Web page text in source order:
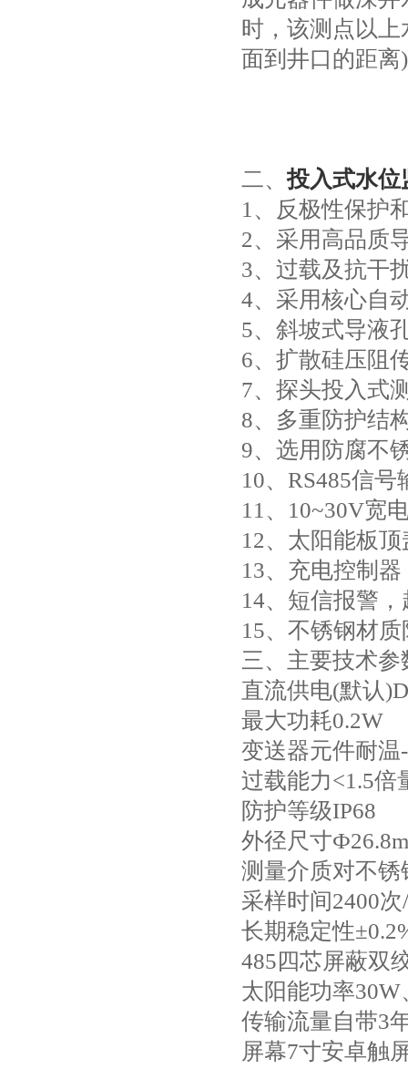
时，该测点以
面到井口的距
二、投入式水位
1、反极性保护
2、采用高品质
3、过载及抗干
4、采用核心自
5、斜坡式导液
6、扩散硅压阻
7、探头投入式
8、多重防护结
9、选用防腐不
10、RS485信
11、10~30V宽
12、太阳能板
13、充电控制
14、短信报警
15、不锈钢材
三、主要技术参
直流供电(默认
最大功耗0.2W
变送器元件耐
过载能力<1.5倍
防护等级IP68
外径尺寸
测量介质对不
采样时间2400次
长期稳定性
485四芯屏蔽双
太阳能功率30W
传输流量自带3
屏幕7寸安卓触